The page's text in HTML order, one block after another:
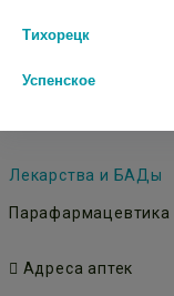
© Городская
Лекарства и БАДы
Парафармацевтика
Адреса аптек
Тихорецк
Успенское